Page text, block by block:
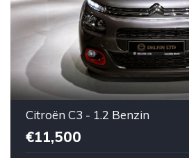
Citroën C3 - 1.2 Benzin
€11,500